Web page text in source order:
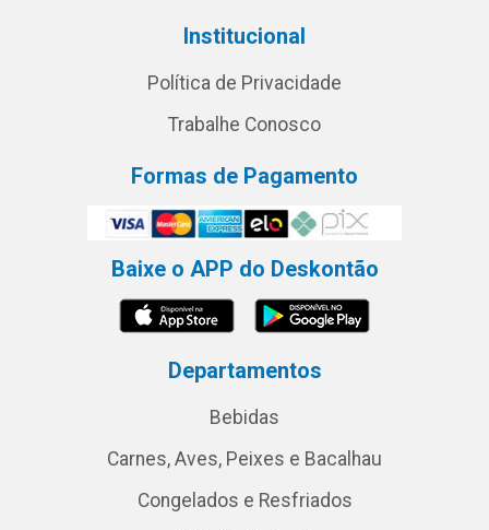
Institucional
Política de Privacidade
Trabalhe Conosco
Formas de Pagamento
Baixe o APP do Deskontão
Departamentos
Bebidas
Carnes, Aves, Peixes e Bacalhau
Congelados e Resfriados